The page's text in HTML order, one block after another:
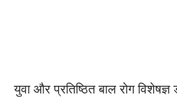
युवा और प्रतिष्ठित बाल रोग